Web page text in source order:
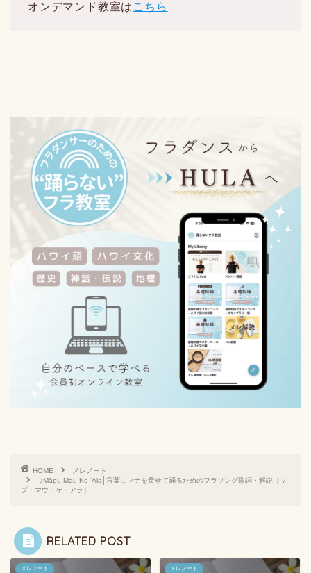
オンデマンド教室は こちら
HOME
メレノート
♪Māpu Mau Ke ʻAla│言葉にマナを乗せて踊るためのフラソング歌詞・解説［マ
プ・マウ・ケ・アラ］
RELATED POST
メレノート メレノート